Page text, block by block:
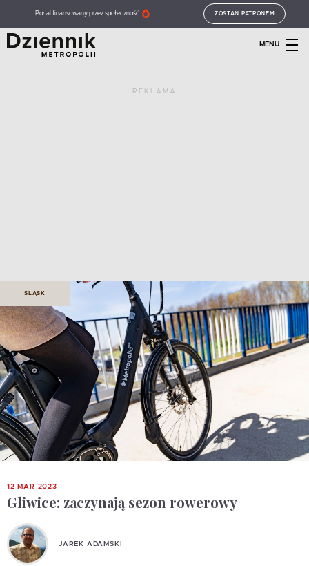
Portal finansowany przez społeczność ZOSTAŃ PATRONEM
MENU
REKLAMA
ŚLĄSK
12 MAR 2023
Gliwice: zaczynają sezon rowerowy
JAREK ADAMSKI